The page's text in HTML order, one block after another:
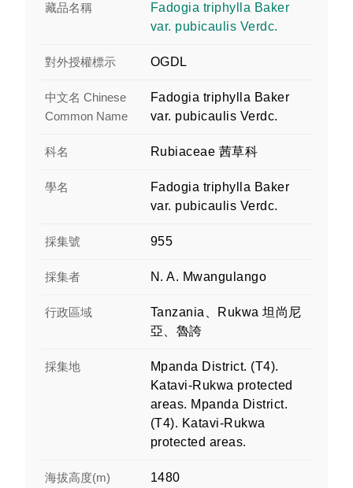
藏品名稱
Fadogia triphylla Baker
var. pubicaulis Verdc.
對外授權標示 OGDL
中文名 Chinese
Common Name
Fadogia triphylla Baker
var. pubicaulis Verdc.
科名 Rubiaceae 茜草科
學名
Fadogia triphylla Baker
var. pubicaulis Verdc.
採集號 955
採集者 N. A. Mwangulango
行政區域
Tanzania、Rukwa 坦尚尼
亞、魯誇
採集地
Mpanda District. (T4).
Katavi-Rukwa protected
areas. Mpanda District.
(T4). Katavi-Rukwa
protected areas.
海拔高度(m) 1480